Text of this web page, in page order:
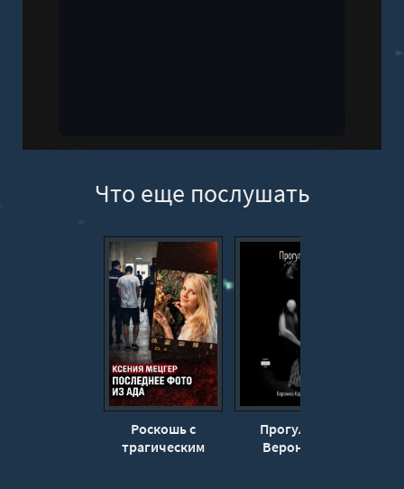
Что еще послушать
Роскошь с
трагическим
Прогулка -
Вероника